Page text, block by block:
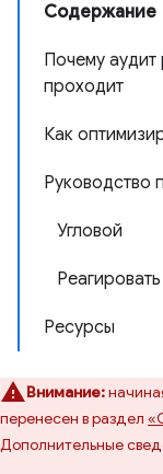
Содержание
Почему
проходит
Как
Руководство
Угловой
Реагировать
Ресурсы
Внимание:
перенесен в раздел
Дополнительные